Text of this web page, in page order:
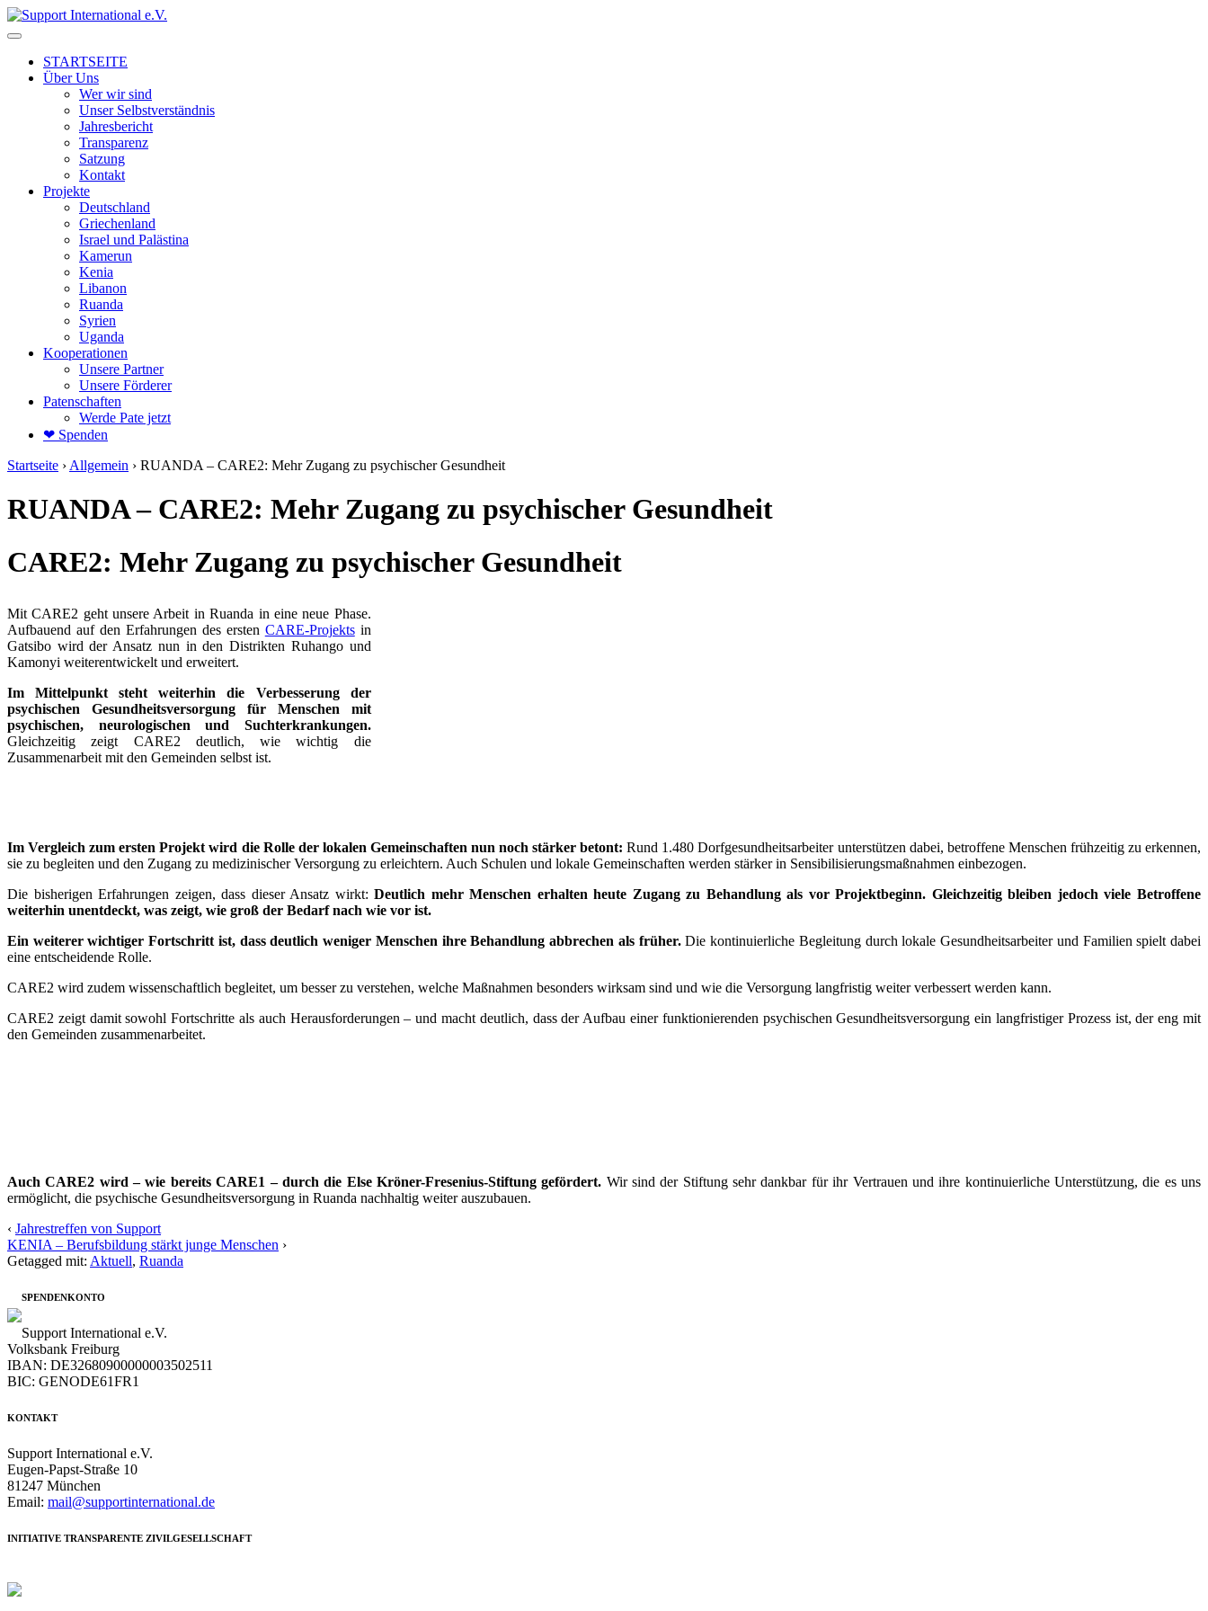
↓
Skip
Main
Content
STARTSEITE
Über Uns
Wer wir sind
Unser Selbstverständnis
Jahresbericht
Transparenz
Satzung
Kontakt
Projekte
Deutschland
Griechenland
Israel und Palästina
Kamerun
Kenia
Libanon
Ruanda
Syrien
Uganda
Kooperationen
Unsere Partner
Unsere Förderer
Patenschaften
Werde Pate jetzt
❤ Spenden
Startseite › Allgemein › RUANDA – CARE2: Mehr Zugang zu psychischer Gesundheit
RUANDA – CARE2: Mehr Zugang zu psychischer Gesundheit
CARE2: Mehr Zugang zu psychischer Gesundheit
Mit CARE2 geht unsere Arbeit in Ruanda in eine neue Phase.
Aufbauend auf den Erfahrungen des ersten CARE-Projektsin
Gatsibo wird der Ansatz nun in den Distrikten Ruhango und
Kamonyi weiterentwickelt und erweitert.
Im Mittelpunkt steht weiterhin die Verbesserung der
psychischen Gesundheitsversorgung für Menschen mit
psychischen, neurologischen und Suchterkrankungen.
Gleichzeitig zeigt CARE2 deutlich, wie wichtig die
Zusammenarbeit mit den Gemeinden selbst ist.
Im Vergleich zum ersten Projekt wird die Rolle der lokalen Gemeinschaften nun noch stärker betont: Rund 1.480 Dorfgesundheitsarbeiter unterstützen dabei, betroffene Menschen frühzeitig zu erkennen,
sie zu begleiten und den Zugang zu medizinischer Versorgung zu erleichtern. Auch Schulen und lokale Gemeinschaften werden stärker in Sensibilisierungsmaßnahmen einbezogen.
Die bisherigen Erfahrungen zeigen, dass dieser Ansatz wirkt:Deutlich mehr Menschen erhalten heute Zugang zu Behandlung als vor Projektbeginn. Gleichzeitig bleiben jedoch viele Betroffene
weiterhin unentdeckt, was zeigt, wie groß der Bedarf nach wie vor ist.
Ein weiterer wichtiger Fortschritt ist, dass deutlich weniger Menschen ihre Behandlung abbrechen als früher.Die kontinuierliche Begleitung durch lokale Gesundheitsarbeiter und Familien spielt dabei
eine entscheidende Rolle.
CARE2 wird zudem wissenschaftlich begleitet, um besser zu verstehen, welche Maßnahmen besonders wirksam sind und wie die Versorgung langfristig weiter verbessert werden kann.
CARE2 zeigt damit sowohl Fortschritte als auch Herausforderungen – und macht deutlich, dass der Aufbau einer funktionierenden psychischen Gesundheitsversorgung ein langfristiger Prozess ist, der eng mit
den Gemeinden zusammenarbeitet.
Auch CARE2 wird – wie bereits CARE1 – durch die Else Kröner-Fresenius-Stiftung gefördert. Wir sind der Stiftung sehr dankbar für ihr Vertrauen und ihre kontinuierliche Unterstützung, die es uns
ermöglicht, die psychische Gesundheitsversorgung in Ruanda nachhaltig weiter auszubauen.
‹ Jahrestreffen von Support
KENIA – Berufsbildung stärkt junge Menschen ›
Getagged mit: Aktuell, Ruanda
SPENDENKONTO
Support International e.V.
Volksbank Freiburg
IBAN: DE32680900000003502511
BIC: GENODE61FR1
KONTAKT
Support International e.V.
Eugen-Papst-Straße 10
81247 München
Email: mail@supportinternational.de
INITIATIVE TRANSPARENTE ZIVILGESELLSCHAFT